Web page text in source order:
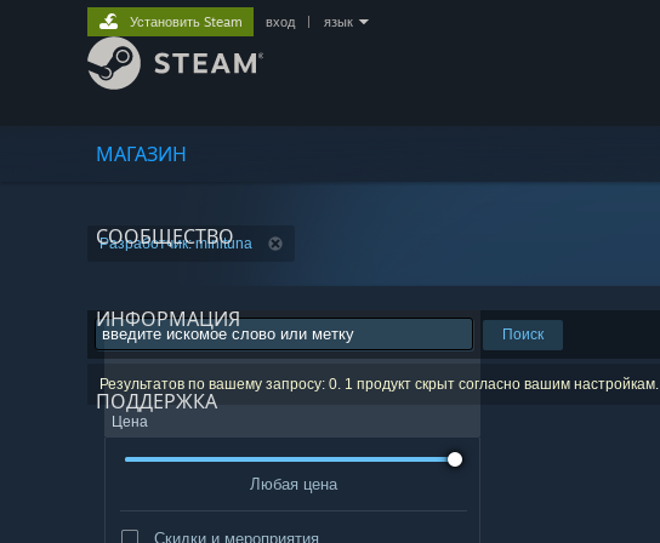
МАГАЗИН
СООБЩЕСТВО
ИНФОРМАЦИЯ
ПОДДЕРЖКА
Установить Steam вход язык
Разработчик: minituna
Поиск
Результатов по вашему запросу: 0. 1 продукт скрыт согласно вашим настройкам.
Цена
Любая цена
Скидки и мероприятия